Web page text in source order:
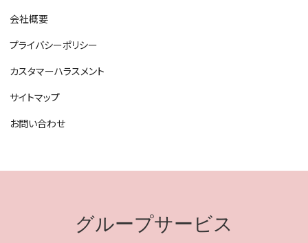
会社概要
プライバシーポリシー
カスタマーハラスメント
サイトマップ
お問い合わせ
グループサービス